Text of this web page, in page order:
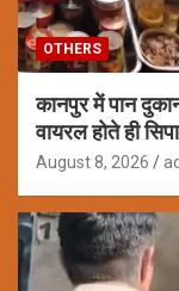
OTHERS
कानपुर में पान
वायरल होते ही
August 8, 2026